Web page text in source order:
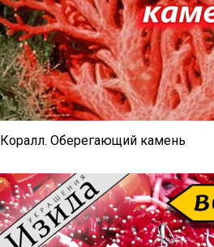
Коралл. Оберегающий камень